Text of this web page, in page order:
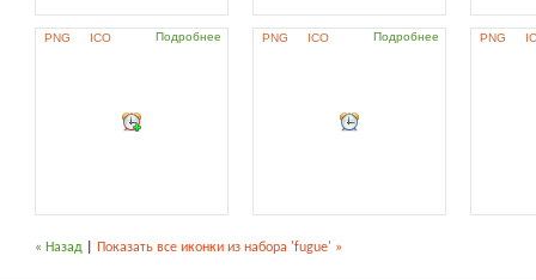
PNG ICO Подробнее PNG ICO Подробнее PNG
« Назад Показать все иконки из набора 'fugue' »